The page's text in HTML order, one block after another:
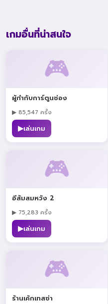
เกมอื่นที่น่าสนใจ
🎮
ผู้กำกับการ์ตูนช่อง
▶ 85,547 ครั้ง
▶เล่นเกม
🎮
อีส้มสมหวัง 2
▶ 75,283 ครั้ง
▶เล่นเกม
🎮
ร้านเค้กเทสซ่า